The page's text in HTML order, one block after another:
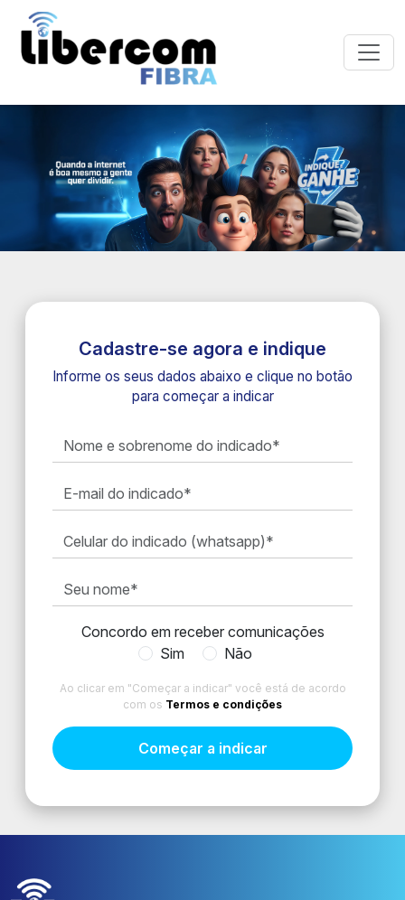
Cadastre-se agora e indique
Informe os seus dados abaixo e clique no botão
para começar a indicar
Concordo em receber comunicações
Sim
Não
Ao clicar em "Começar a indicar" você está de acordo
com os Termos e condições
começar a indicar